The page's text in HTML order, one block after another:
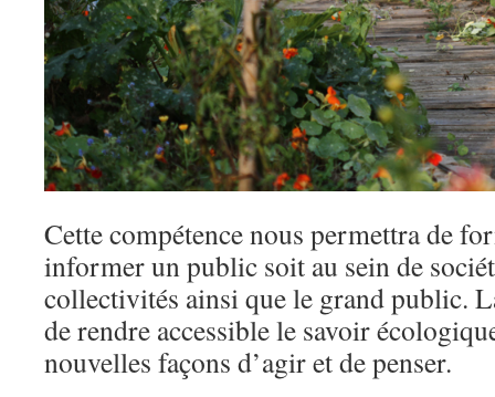
Cette compétence nous permettra de
informer un public soit au sein de
collectivités ainsi que le grand public.
de rendre accessible le savoir
nouvelles façons d’agir et de penser.